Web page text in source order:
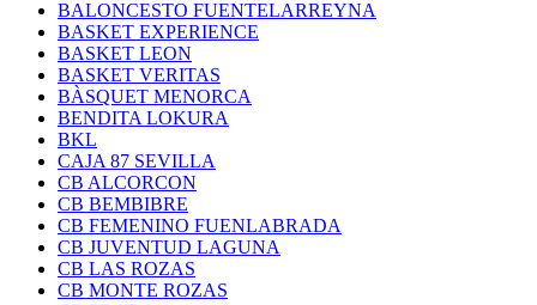
BALONCESTO FUENTELARREYNA
BASKET EXPERIENCE
BASKET LEON
BASKET VERITAS
BÀSQUET MENORCA
BENDITA LOKURA
BKL
CAJA 87 SEVILLA
CB ALCORCON
CB BEMBIBRE
CB FEMENINO FUENLABRADA
CB JUVENTUD LAGUNA
CB LAS ROZAS
CB MONTE ROZAS